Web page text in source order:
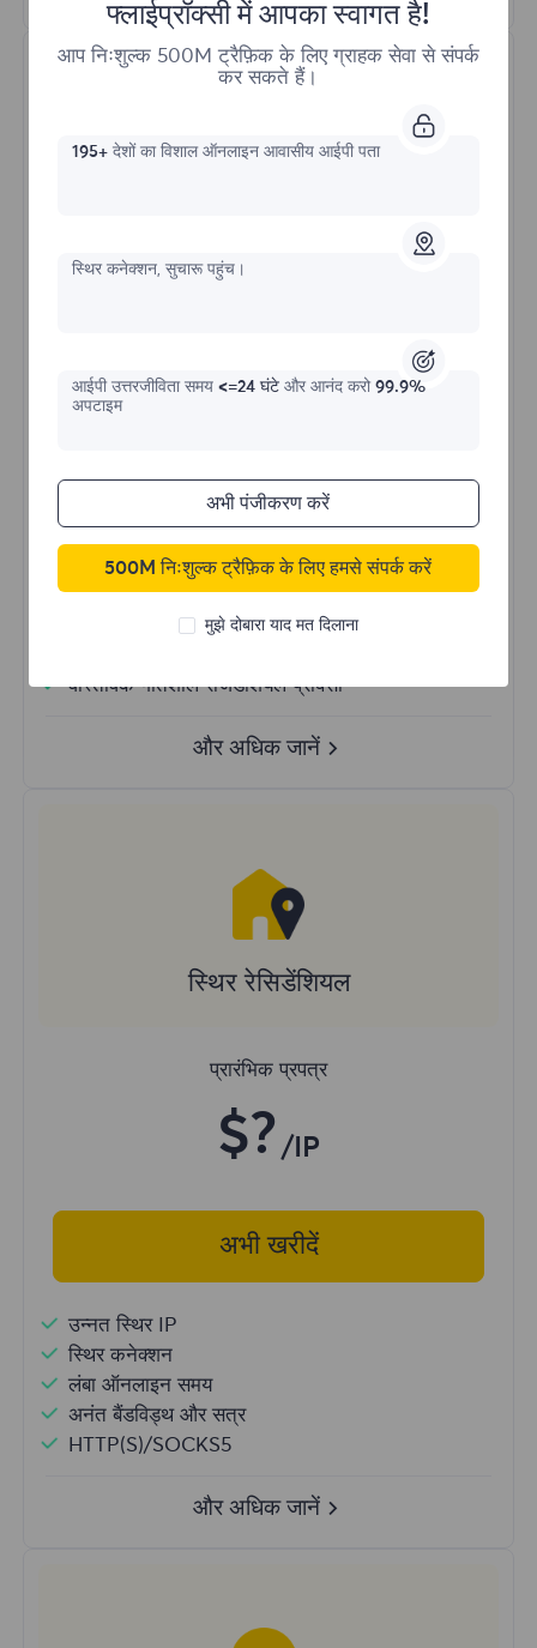
$?/दिन
अभी खरीदें
अनलिमिटेड उपयोग डेटा
अनलिमिटेड IP उपयोग
दुनिया भर में 50 से अधिक क्षेत्र
वास्तविक गतिशील रेजिडेंशियल प्रॉक्सी
और अधिक जानें
स्थिर रेसिडेंशियल
प्रारंभिक प्रपत्र
$? /IP
अभी खरीदें
उन्नत स्थिर IP
स्थिर कनेक्शन
लंबा ऑनलाइन समय
अनंत बैंडविड्थ और सत्र
HTTP(S)/SOCKS5
और अधिक जानें
फ्लाईप्रॉक्सी में आपका स्वागत है!
आप निःशुल्क 500M ट्रैफ़िक के लिए ग्राहक सेवा से संपर्क
कर सकते हैं।
195+देशों का विशाल ऑनलाइन आवासीय आईपी पता
स्थिर कनेक्शन, सुचारू पहुंच।
आईपी ​​उत्तरजीविता समय <=24 घंटे और आनंद करो 99.9%
अपटाइम
अभी पंजीकरण करें
500M निःशुल्क ट्रैफ़िक के लिए हमसे संपर्क करें
मुझे दोबारा याद मत दिलाना